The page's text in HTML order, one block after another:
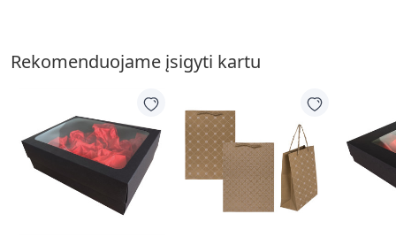
Rekomenduojame įsigyti kartu